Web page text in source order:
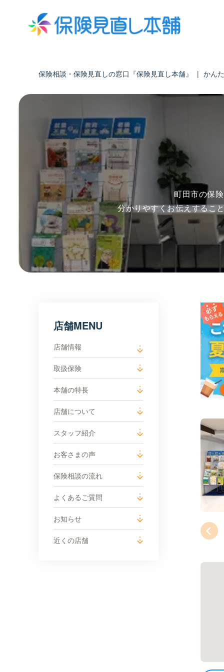
保険相談・保険見直しの窓口『保険見直し本舗』 | かん
町田市の保
分かりやすくお伝えするこ
店舗MENU
店舗情報
取扱保険
本舗の特長
店舗について
スタッフ紹介
お客さまの声
保険相談の流れ
よくあるご質問
お知らせ
近くの店舗